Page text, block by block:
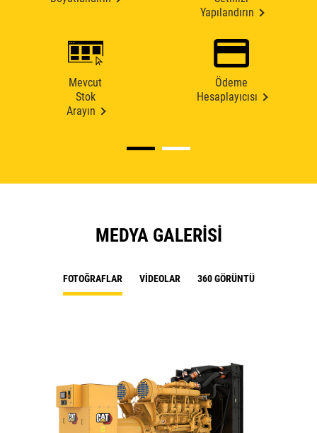
Yapılandırın
Mevcut
Stok
Arayın
Ödeme
Hesaplayıcısı
MEDYA GALERISI
FOTOĞRAFLAR VIDEOLAR 360 GÖRÜNTÜ